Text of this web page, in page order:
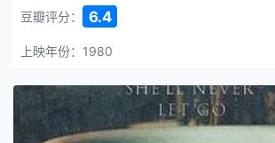
豆瓣评分： 6.4
上映年份：1980